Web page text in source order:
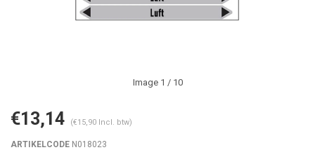
Image 1 / 10
€13,14 (€15,90 Incl. btw)
ARTIKELCODE N018023